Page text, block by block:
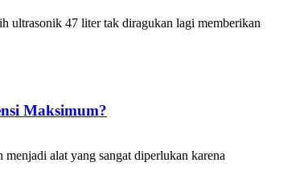
ultrasonik 47 liter tak diragukan lagi memberikan
Maksimum?
alat yang sangat diperlukan karena